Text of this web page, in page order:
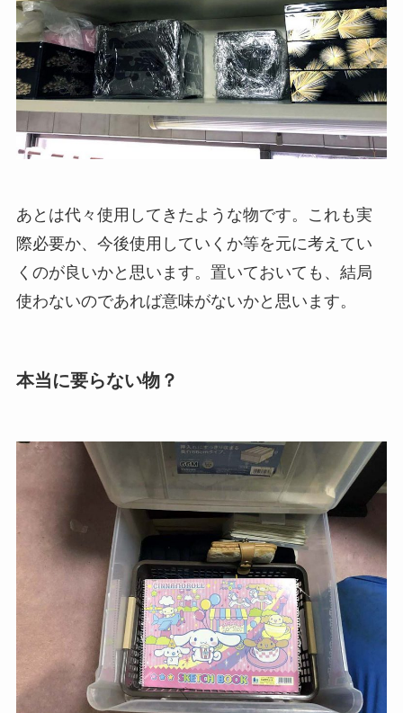
あとは代々使用してきたような物です。これも実
際必要か、今後使用していくか等を元に考えてい
くのが良いかと思います。置いておいても、結局
使わないのであれば意味がないかと思います。
本当に要らない物？